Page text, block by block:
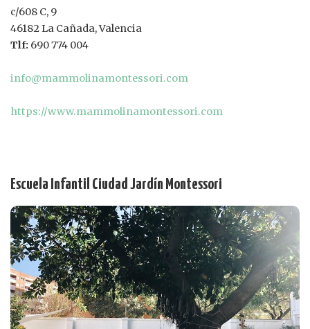
c/608 C, 9
46182 La Cañada, Valencia
Tlf: 690 774 004
info@mammolinamontessori.com
https://www.mammolinamontessori.com
Escuela Infantil Ciudad Jardín Montessori